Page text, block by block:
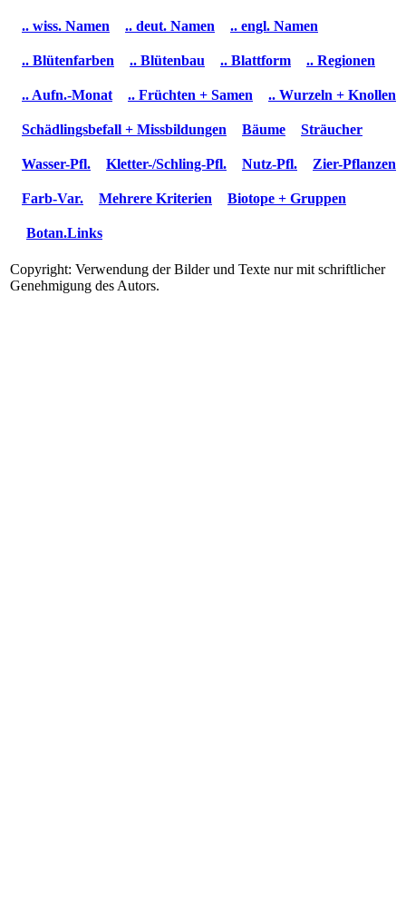
.. wiss. Namen .. deut. Namen .. engl. Namen
.. Blütenfarben .. Blütenbau .. Blattform .. Regionen
.. Aufn.-Monat .. Früchten + Samen .. Wurzeln + Knollen
Schädlingsbefall + Missbildungen Bäume Sträucher
Wasser-Pfl. Kletter-/Schling-Pfl. Nutz-Pfl. Zier-Pflanzen
Farb-Var. Mehrere Kriterien Biotope + Gruppen
Botan.Links
Copyright: Verwendung der Bilder und Texte nur mit schriftlicher
Genehmigung des Autors.